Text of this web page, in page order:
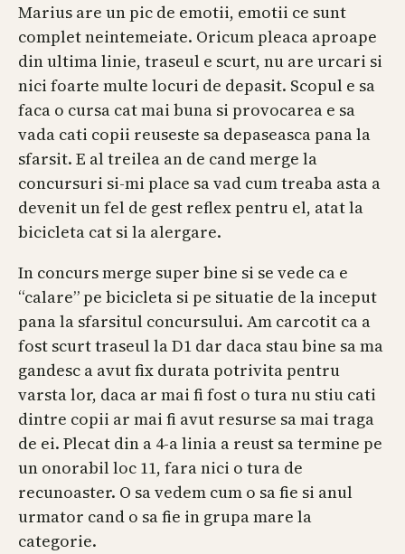
Marius are un pic de emotii, emotii ce sunt
complet neintemeiate. Oricum pleaca aproape
din ultima linie, traseul e scurt, nu are urcari si
nici foarte multe locuri de depasit. Scopul e sa
faca o cursa cat mai buna si provocarea e sa
vada cati copii reuseste sa depaseasca pana la
sfarsit. E al treilea an de cand merge la
concursuri si-mi place sa vad cum treaba asta a
devenit un fel de gest reflex pentru el, atat la
bicicleta cat si la alergare.
In concurs merge super bine si se vede ca e
“calare” pe bicicleta si pe situatie de la inceput
pana la sfarsitul concursului. Am carcotit ca a
fost scurt traseul la D1 dar daca stau bine sa ma
gandesc a avut fix durata potrivita pentru
varsta lor, daca ar mai fi fost o tura nu stiu cati
dintre copii ar mai fi avut resurse sa mai traga
de ei. Plecat din a 4-a linia a reust sa termine pe
un onorabil loc 11, fara nici o tura de
recunoaster. O sa vedem cum o sa fie si anul
urmator cand o sa fie in grupa mare la
categorie.